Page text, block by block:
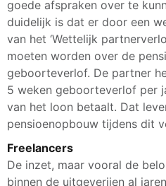
goede afspraken over te
duidelijk is dat er door een
van het ‘Wettelijk
moeten worden over de
geboorteverlof. De partner
5 weken geboorteverlof per
van het loon betaalt. Dat
pensioenopbouw tijdens dit
Freelancers
De inzet, maar vooral de
binnen de uitgeverijen al